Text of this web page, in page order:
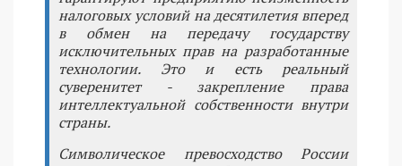
налоговых условий на десятилетия вперед
в обмен на передачу государству
исключительных прав на разработанные
технологии. Это и есть реальный
суверенитет - закрепление права
интеллектуальной собственности внутри
страны.
Символическое превосходство России